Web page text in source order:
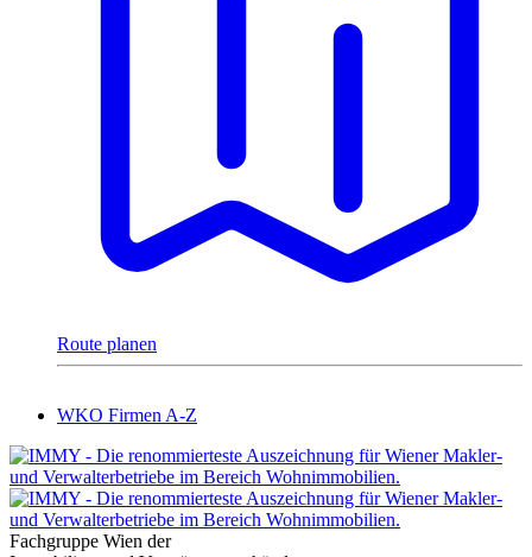
Route planen
WKO Firmen A-Z
Fachgruppe Wien der